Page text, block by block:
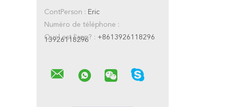
ContPerson : Eric
Numéro de téléphone :
13926118296
Quel est l'app? : +8613926118296